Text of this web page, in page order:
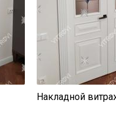
Накладной